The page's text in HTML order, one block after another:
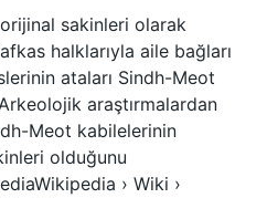
orijinal sakinleri olarak
halklarıyla aile bağları
ataları Sindh-Meot
araştırmalardan
Meot kabilelerinin
olduğunu
› Wiki ›